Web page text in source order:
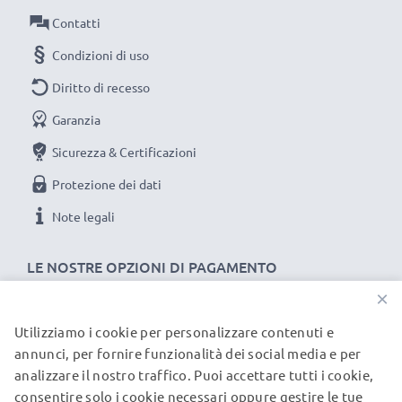
Collegamento 2: USB A
Versione: 2.0
Velocità di trasferimento (max): 480 MBit/s - USB 2.0
Corrente di carica: 1A
Lunghezza Cavo: 1m
Colore: nero
qualità-prezzo!
★3 anni di garanzia★
anni di garanzia
LE NOSTRE OPZIONI DI PAGAMENTO
Contatti
Condizioni di uso
Diritto di recesso
Garanzia
Sicurezza & Certificazioni
Protezione dei dati
Note legali
I NOSTRI PARTNER DI SPEDIZIONE
×
Utilizziamo i cookie per personalizzare contenuti e
annunci, per fornire funzionalità dei social media e per
analizzare il nostro traffico. Puoi accettare tutti i cookie,
consentire solo i cookie necessari oppure gestire le tue